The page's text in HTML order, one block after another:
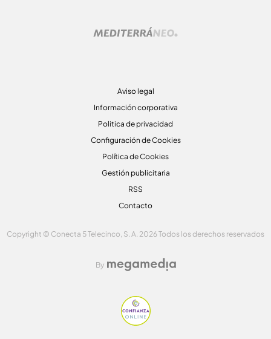
Aviso legal
Información corporativa
Politica de privacidad
Configuración de Cookies
Política de Cookies
Gestión publicitaria
RSS
Contacto
Copyright © Conecta 5 Telecinco, S. A. 2026 Todos los derechos reservados
By